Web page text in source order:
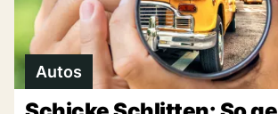
Autos